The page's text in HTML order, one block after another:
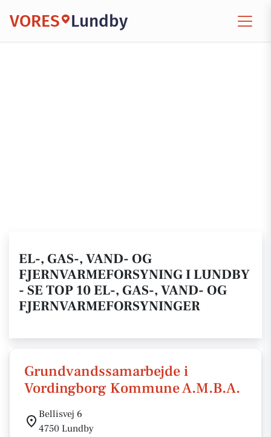
VORES Lundby
EL-, GAS-, VAND- OG
FJERNVARMEFORSYNING I LUNDBY
- SE TOP 10 EL-, GAS-, VAND- OG
FJERNVARMEFORSYNINGER
Grundvandssamarbejde i
Vordingborg Kommune A.M.B.A.
Bellisvej 6
4750 Lundby